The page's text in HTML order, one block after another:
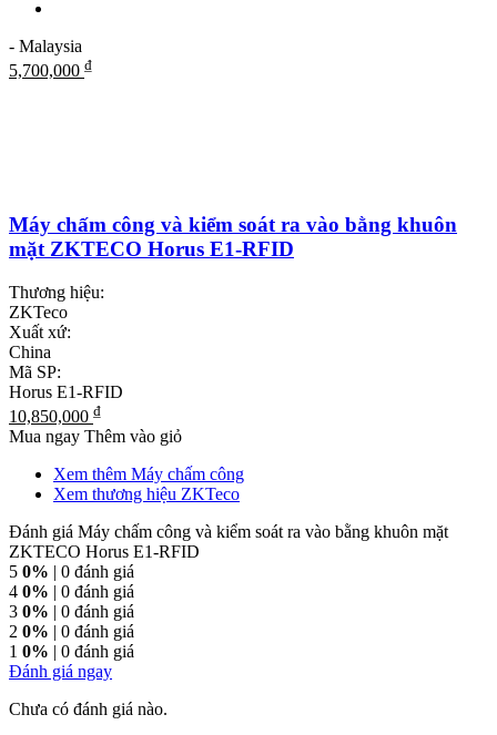
- Malaysia
5,700,000 ₫
Máy chấm công và kiểm soát ra vào bằng khuôn
mặt ZKTECO Horus E1-RFID
Thương hiệu:
ZKTeco
Xuất xứ:
China
Mã SP:
Horus E1-RFID
10,850,000 ₫
Mua ngay Thêm vào giỏ
Xem thêm Máy chấm công
Xem thương hiệu ZKTeco
Đánh giá Máy chấm công và kiểm soát ra vào bằng khuôn mặt
ZKTECO Horus E1-RFID
5 0% | 0 đánh giá
4 0% | 0 đánh giá
3 0% | 0 đánh giá
2 0% | 0 đánh giá
1 0% | 0 đánh giá
Đánh giá ngay
Chưa có đánh giá nào.